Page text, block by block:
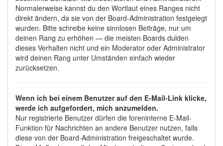
Normalerweise kannst du den Wortlaut eines Ranges nicht
direkt ändern, da sie von der Board-Administration festgelegt
wurden. Bitte schreibe keine sinnlosen Beiträge, nur um
deinen Rang zu erhöhen — die meisten Boards dulden
dieses Verhalten nicht und ein Moderator oder Administrator
wird deinen Rang unter Umständen einfach wieder
zurücksetzen.
Wenn ich bei einem Benutzer auf den E-Mail-Link klicke,
werde ich aufgefordert, mich anzumelden.
Nur registrierte Benutzer dürfen die foreninterne E-Mail-
Funktion für Nachrichten an andere Benutzer nutzen, falls
diese von der Board-Administration freigeschaltet wurde.